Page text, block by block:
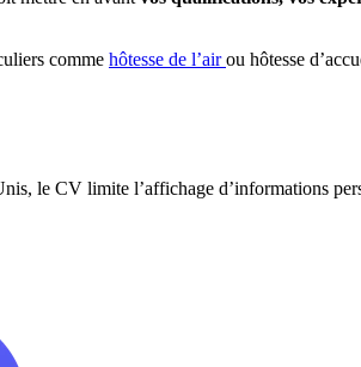
comme hôtesse de l’airou hôtesse
le CV limite l’affichage d’informations